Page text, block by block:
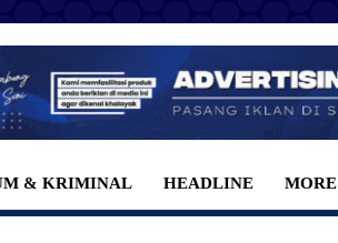
& KRIMINAL HEADLINE MORE